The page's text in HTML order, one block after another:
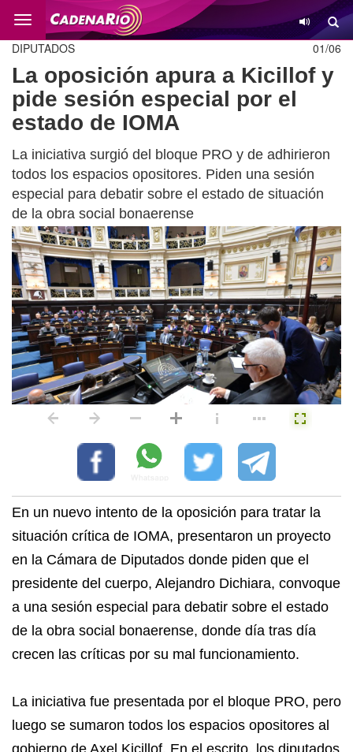
Cambio
01/06
DIPUTADOS
La oposición apura a Kicillof y
pide sesión especial por el
estado de IOMA
La iniciativa surgió del bloque PRO y de adhirieron
todos los espacios opositores. Piden una sesión
especial para debatir sobre el estado de situación
de la obra social bonaerense
En un nuevo intento de la oposición para tratar la
situación crítica de IOMA, presentaron un proyecto
en la Cámara de Diputados donde piden que el
presidente del cuerpo, Alejandro Dichiara, convoque
a una sesión especial para debatir sobre el estado
de la obra social bonaerense, donde día tras día
crecen las críticas por su mal funcionamiento.
La iniciativa fue presentada por el bloque PRO, pero
luego se sumaron todos los espacios opositores al
gobierno de Axel Kicillof. En el escrito, los diputados